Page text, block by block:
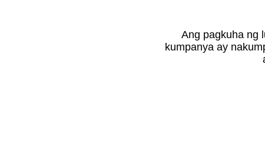
Ang pagkuha ng
kumpanya ay